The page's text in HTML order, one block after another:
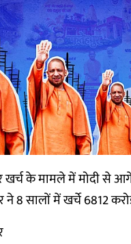
खर्च के मामले में मोदी से
ने 8 सालों में खर्चे 6812